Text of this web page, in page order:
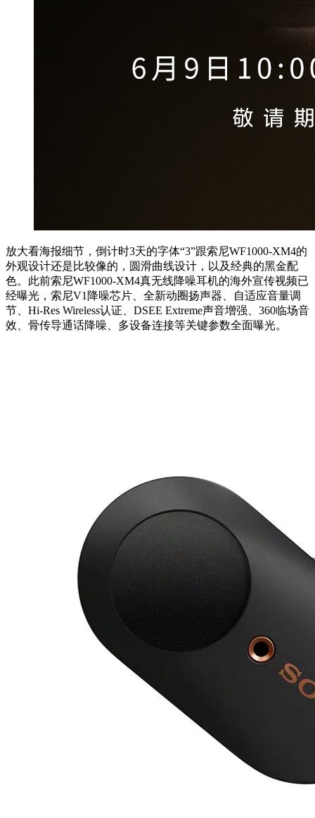
放大看海报细节，倒计时3天的字体“3”跟索尼WF1000-XM4的
外观设计还是比较像的，圆滑曲线设计，以及经典的黑金配
色。此前索尼WF1000-XM4真无线降噪耳机的海外宣传视频已
经曝光，索尼V1降噪芯片、全新动圈扬声器、自适应音量调
节、Hi-Res Wireless认证、DSEE Extreme声音增强、360临场音
效、骨传导通话降噪、多设备连接等关键参数全面曝光。